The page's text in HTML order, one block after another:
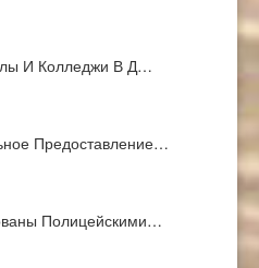
И Колледжи В Д…
Предоставление…
Полицейскими…